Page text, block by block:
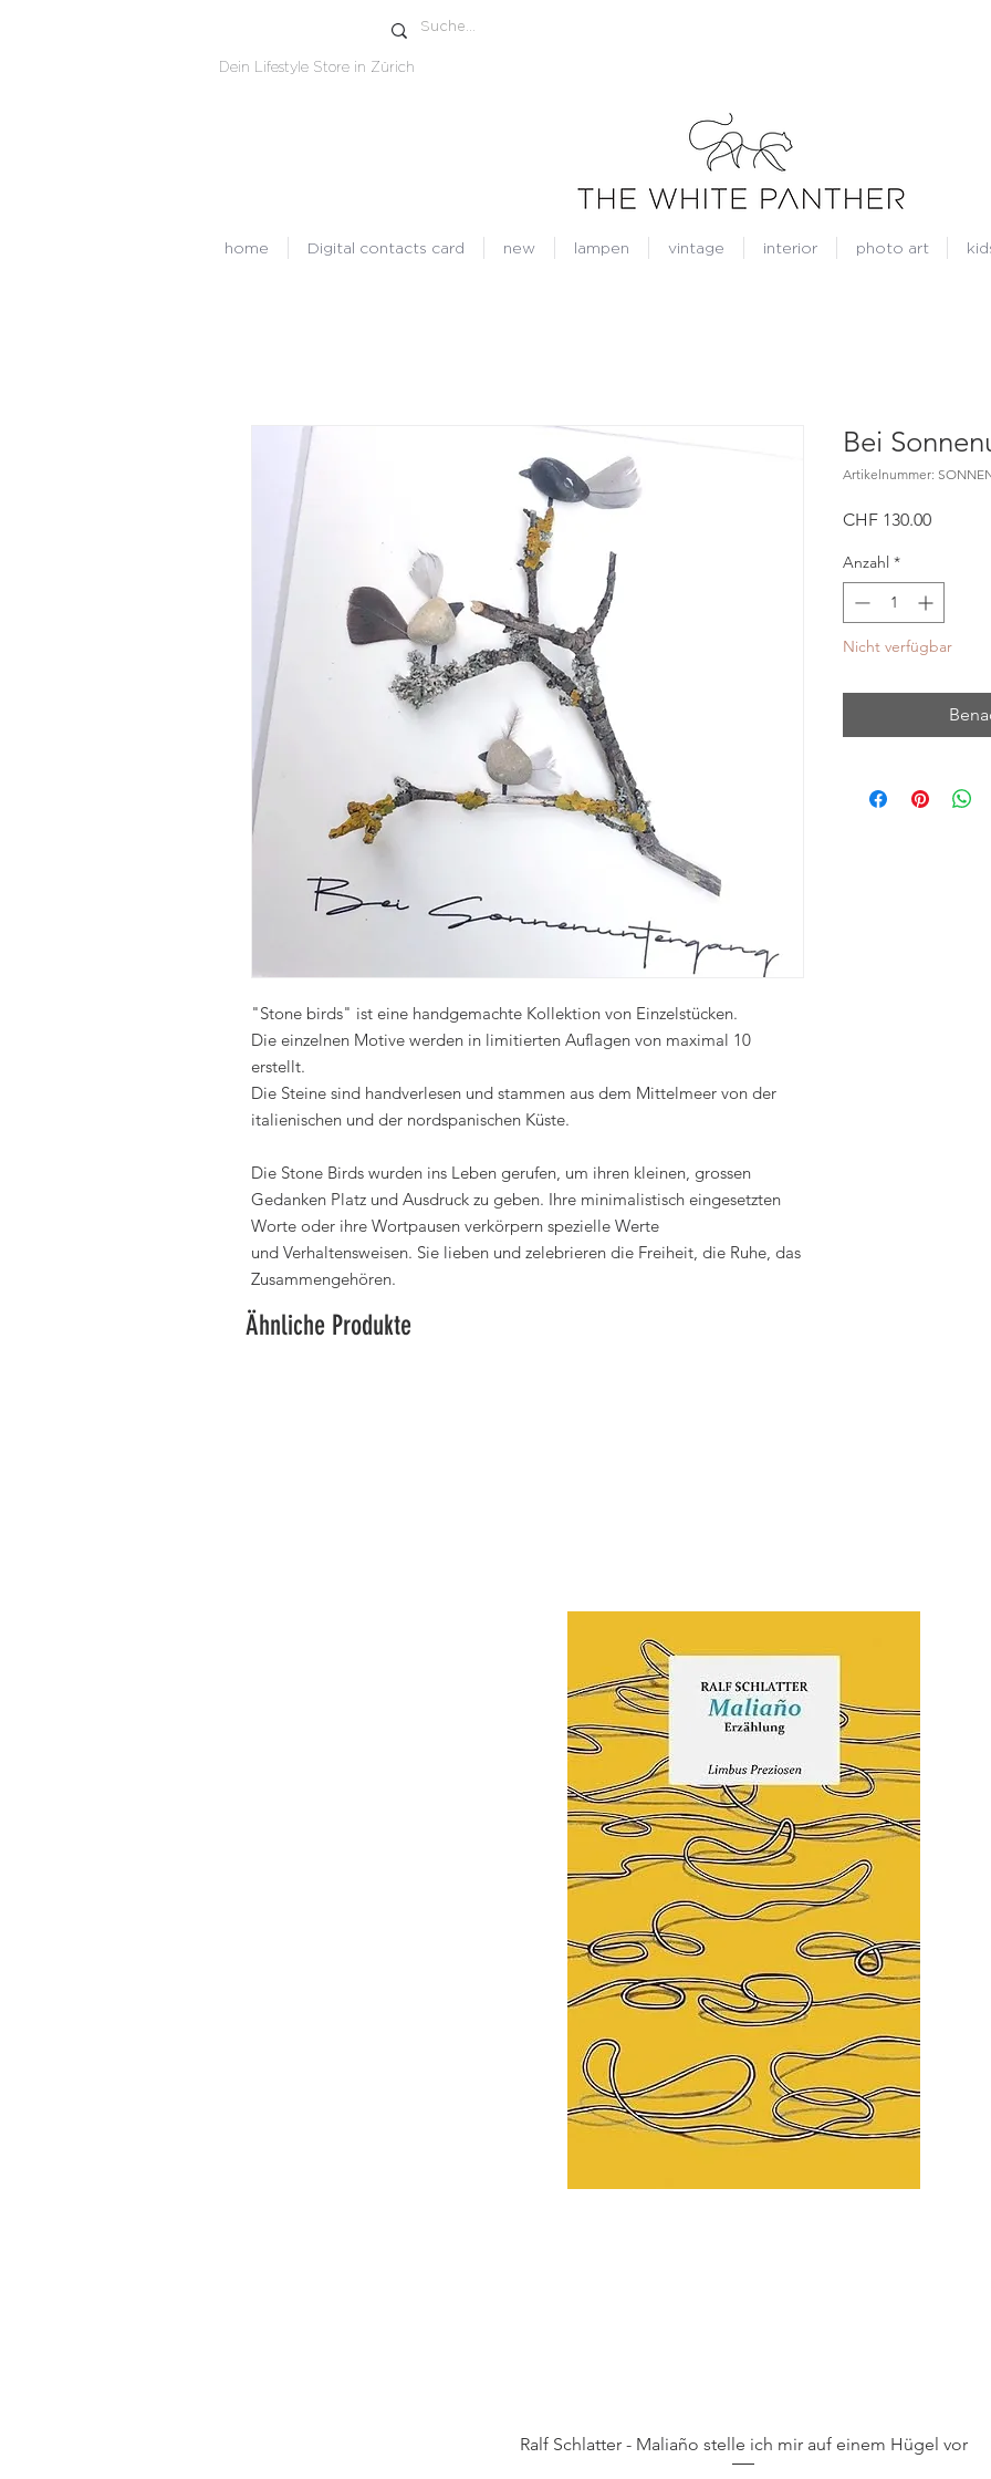
Dein Lifestyle Store in Zürich
home Digital contacts card new lampen vintage interior photo art
"Stone birds" ist eine handgemachte Kollektion von Einzelstücken.
Die einzelnen Motive werden in limitierten Auflagen von maximal 10
erstellt.
Die Steine sind handverlesen und stammen aus dem Mittelmeer von der
italienischen und der nordspanischen Küste.
Die Stone Birds wurden ins Leben gerufen, um ihren kleinen, grossen
Gedanken Platz und Ausdruck zu geben. Ihre minimalistisch eingesetzten
Worte oder ihre Wortpausen verkörpern spezielle Werte
und Verhaltensweisen. Sie lieben und zelebrieren die Freiheit, die Ruhe, das
Zusammengehören.
Bei
Artikelnummer:
CHF 130.00Preis
Anzahl *
Nicht verfügbar
Ähnliche Produkte
Schnellansicht
Ralf Schlatter - Maliaño stelle ich mir auf einem Hügel vor